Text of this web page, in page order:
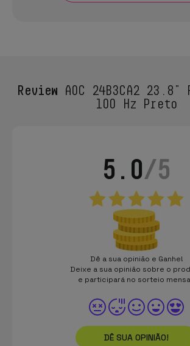
Review AOC 24B3CA2
100 Hz Preto
5.0/5
Dê a sua opinião e Ganhe!
Deixe a sua opinião sobre o
e participará no sorteio
DÊ SUA OPINIÃO!